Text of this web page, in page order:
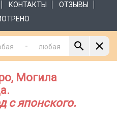
КОНТАКТЫ
ОТЗЫВЫ
-
Могила
с японского.